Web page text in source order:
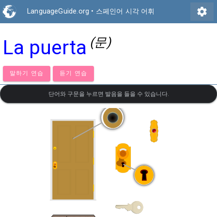
LanguageGuide.org • 스페인어 시각 어휘 settings
La puerta (문)
말하기 연습 듣기 연습
단어와 구문을 누르면 발음을 들을 수 있습니다.